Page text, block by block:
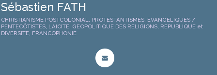
Sébastien FATH
CHRISTIANISME POSTCOLONIAL, PROTESTANTISMES, EVANGELIQUES /
PENTECÔTISTES, LAICITE, GEOPOLITIQUE DES RELIGIONS, REPUBLIQUE et
DIVERSITE, FRANCOPHONIE